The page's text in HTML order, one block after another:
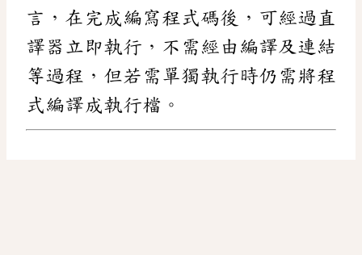
言，在完成編寫程式碼後，可經過直
譯器立即執行，不需經由編譯及連結
等過程，但若需單獨執行時仍需將程
式編譯成執行檔。